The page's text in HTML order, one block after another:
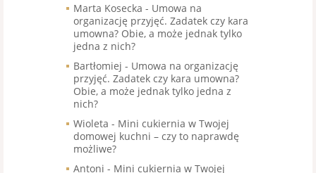
Marta Kosecka - Umowa na
organizację przyjęć. Zadatek czy kara
umowna? Obie, a może jednak tylko
jedna z nich?
Bartłomiej - Umowa na organizację
przyjęć. Zadatek czy kara umowna?
Obie, a może jednak tylko jedna z
nich?
Wioleta - Mini cukiernia w Twojej
domowej kuchni – czy to naprawdę
możliwe?
Antoni - Mini cukiernia w Twojej